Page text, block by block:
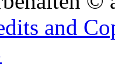
and